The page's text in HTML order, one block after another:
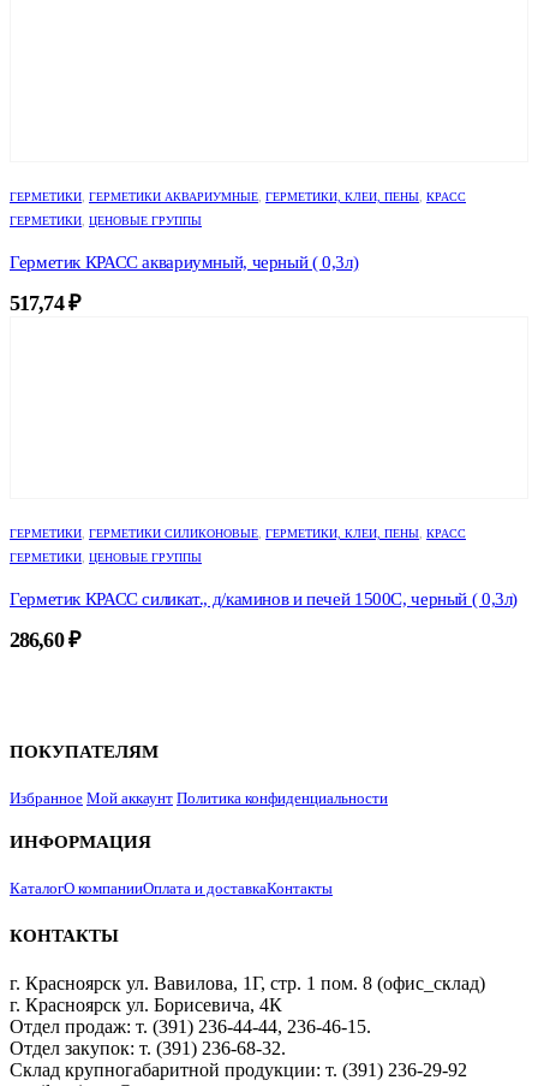
ГЕРМЕТИКИ ГЕРМЕТИКИ АКВАРИУМНЫЕ ГЕРМЕТИКИ, КЛЕИ, ПЕНЫ КРАСС
ГЕРМЕТИКИ ЦЕНОВЫЕ ГРУППЫ
Герметик КРАСС аквариумный, черный ( 0,3л)
517,74₽
ГЕРМЕТИКИ ГЕРМЕТИКИ СИЛИКОНОВЫЕ ГЕРМЕТИКИ, КЛЕИ, ПЕНЫ КРАСС
ГЕРМЕТИКИ ЦЕНОВЫЕ ГРУППЫ
Герметик КРАСС силикат., д/каминов и печей 1500С, черный ( 0,3л)
286,60₽
ПОКУПАТЕЛЯМ
Избранное Мой аккаунт Политика конфиденциальности
ИНФОРМАЦИЯ
КаталогО компанииОплата и доставкаКонтакты
КОНТАКТЫ
г. Красноярск ул. Вавилова, 1Г, стр. 1 пом. 8 (офис_склад)
г. Красноярск ул. Борисевича, 4К
Отдел продаж: т. (391) 236-44-44, 236-46-15.
Отдел закупок: т. (391) 236-68-32.
Склад крупногабаритной продукции: т. (391) 236-29-92